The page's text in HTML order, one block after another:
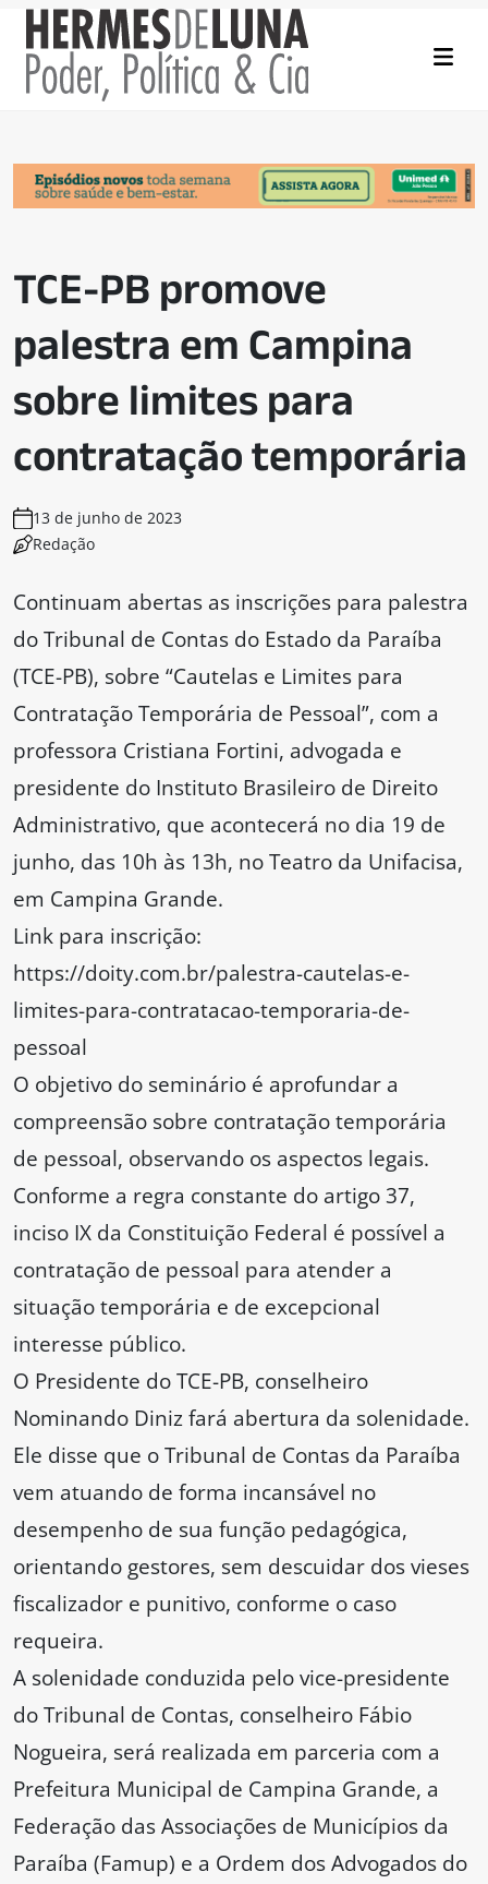
TCE-PB promove
palestra em Campina
sobre limites para
contratação temporária
13 de junho de 2023
Redação
Continuam abertas as inscrições para palestra
do Tribunal de Contas do Estado da Paraíba
(TCE-PB), sobre “Cautelas e Limites para
Contratação Temporária de Pessoal”, com a
professora Cristiana Fortini, advogada e
presidente do Instituto Brasileiro de Direito
Administrativo, que acontecerá no dia 19 de
junho, das 10h às 13h, no Teatro da Unifacisa,
em Campina Grande.
Link para inscrição:
https://doity.com.br/palestra-cautelas-e-
limites-para-contratacao-temporaria-de-
pessoal
O objetivo do seminário é aprofundar a
compreensão sobre contratação temporária
de pessoal, observando os aspectos legais.
Conforme a regra constante do artigo 37,
inciso IX da Constituição Federal é possível a
contratação de pessoal para atender a
situação temporária e de excepcional
interesse público.
O Presidente do TCE-PB, conselheiro
Nominando Diniz fará abertura da solenidade.
Ele disse que o Tribunal de Contas da Paraíba
vem atuando de forma incansável no
desempenho de sua função pedagógica,
orientando gestores, sem descuidar dos vieses
fiscalizador e punitivo, conforme o caso
requeira.
A solenidade conduzida pelo vice-presidente
do Tribunal de Contas, conselheiro Fábio
Nogueira, será realizada em parceria com a
Prefeitura Municipal de Campina Grande, a
Federação das Associações de Municípios da
Paraíba (Famup) e a Ordem dos Advogados do